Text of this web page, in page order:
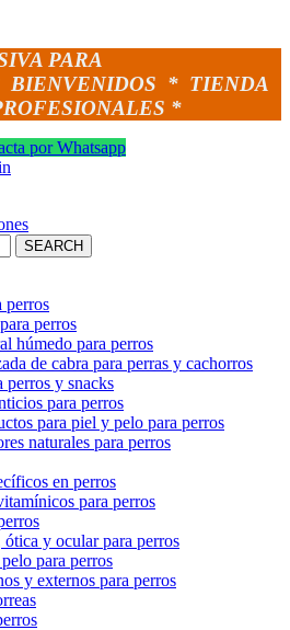
PARA
BIENVENIDOS * TIENDA
*
por Whatsapp
SEARCH
perros
perros
húmedo para perros
de cabra para perras y cachorros
perros y snacks
para perros
para piel y pelo para perros
naturales para perros
en perros
para perros
y ocular para perros
para perros
y externos para perros